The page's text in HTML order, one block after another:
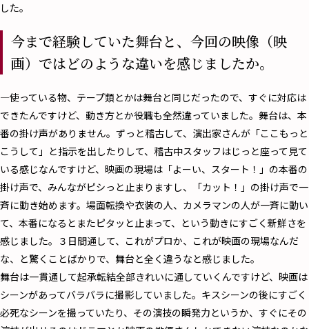
した。
今まで経験していた舞台と、今回の映像（映
画）ではどのような違いを感じましたか。
―使っている物、テープ類とかは舞台と同じだったので、すぐに対応は
できたんですけど、動き方とか役職も全然違っていました。舞台は、本
番の掛け声がありません。ずっと稽古して、演出家さんが「ここもっと
こうして」と指示を出したりして、稽古中スタッフはじっと座って見て
いる感じなんですけど、映画の現場は「よーい、スタート！」の本番の
掛け声で、みんながピシっと止まりますし、「カット！」の掛け声で一
斉に動き始めます。場面転換や衣装の人、カメラマンの人が一斉に動い
て、本番になるとまたピタッと止まって、という動きにすごく新鮮さを
感じました。３日間通して、これがプロか、これが映画の現場なんだ
な、と驚くことばかりで、舞台と全く違うなと感じました。
舞台は一貫通して起承転結全部きれいに通していくんですけど、映画は
シーンがあってバラバラに撮影していました。キスシーンの後にすごく
必死なシーンを撮っていたり、その演技の瞬発力というか、すぐにその